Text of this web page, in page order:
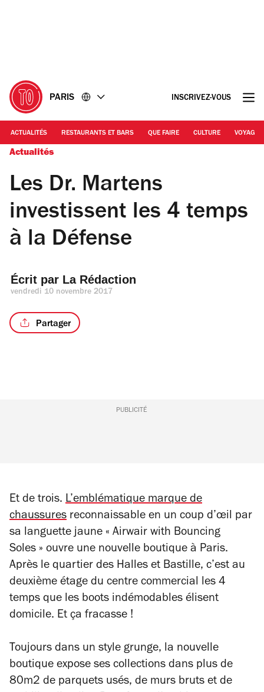
PARIS INSCRIVEZ-VOUS
ACTUALITÉS RESTAURANTS ET BARS QUE FAIRE CULTURE VOYAGE
Actualités
Les Dr. Martens
investissent les 4 temps
à la Défense
Écrit par La Rédaction
vendredi 10 novembre 2017
Partager
PUBLICITÉ
Et de trois. L’emblématique marque de
chaussures reconnaissable en un coup d’œil par
sa languette jaune « Airwair with Bouncing
Soles » ouvre une nouvelle boutique à Paris.
Après le quartier des Halles et Bastille, c’est au
deuxième étage du centre commercial les 4
temps que les boots indémodables élisent
domicile. Et ça fracasse !
Toujours dans un style grunge, la nouvelle
boutique expose ses collections dans plus de
80m2 de parquets usés, de murs bruts et de